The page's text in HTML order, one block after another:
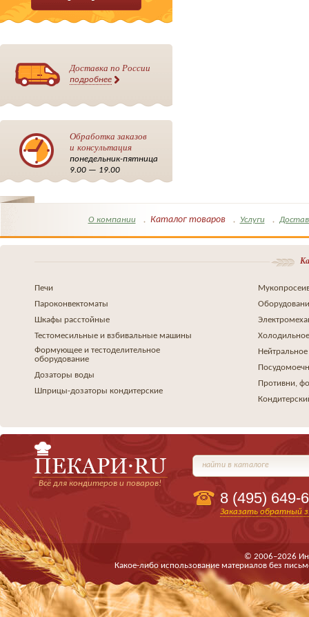
Доставка по России
подробнее
Обработка заказов
и консультация
понедельник-пятница
9.00 — 19.00
О компании Каталог товаров Услуги
Печи
Пароконвектоматы
Шкафы расстойные
Тестомесильные и взбивальные машины
Формующее и тестоделительное
оборудование
Дозаторы воды
Шприцы-дозаторы кондитерские
Противни,
Всё для кондитеров и поваров!
найти в каталоге
8 (495) 649-
Заказать обратный
© 2006–2026
Какое-либо использование материалов без